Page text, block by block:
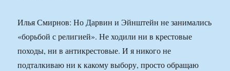
Илья Смирнов: Но Дарвин и Эйнштейн не занимались
«борьбой с религией». Не ходили ни в крестовые
походы, ни в антикрестовые. И я никого не
подталкиваю ни к какому выбору, просто обращаю